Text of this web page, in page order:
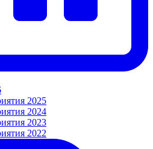
2025
2024
2023
2022